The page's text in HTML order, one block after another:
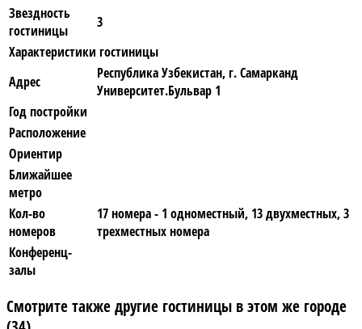
Звездность
гостиницы
3
Характеристики гостиницы
Адрес
Республика Узбекистан, г. Самарканд
Университет.Бульвар 1
Год постройки
Расположение
Ориентир
Ближайшее
метро
Кол-во
номеров
17 номера - 1 одноместный, 13 двухместных, 3
трехместных номера
Конференц-
залы
Смотрите также другие гостиницы в этом же городе